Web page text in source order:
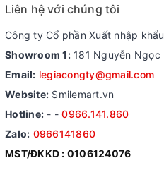
Liên hệ với chúng tôi
Công ty Cổ phần Xuất nhập
Showroom 1:181 Nguyễn Ngọc
Email: legiacongty@gmail.com
Website: Smilemart.vn
Hotline: - -0966.141.860
Zalo: 0966141860
MST/ĐKKD : 0106124076